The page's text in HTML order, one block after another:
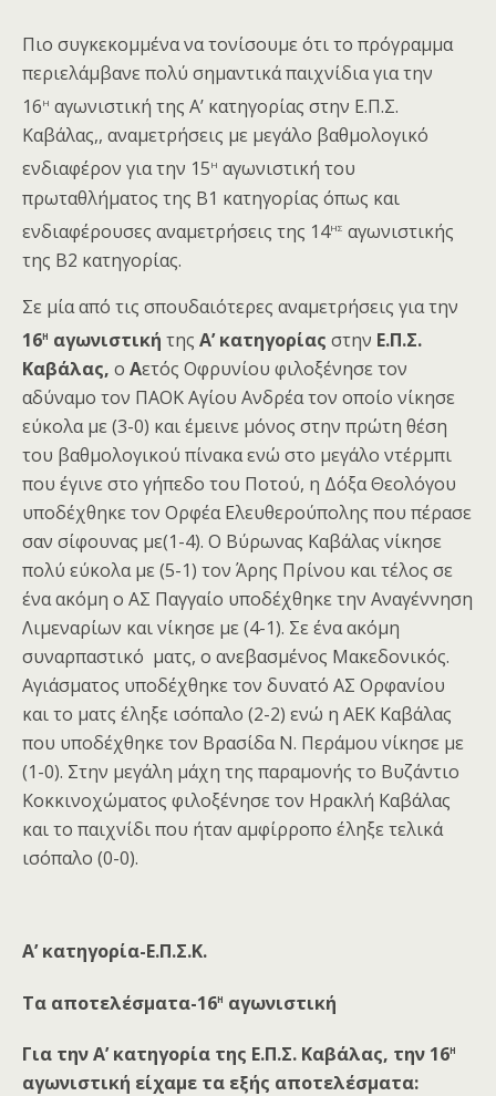
Πιο συγκεκομμένα να τονίσουμε ότι το πρόγραμμα
περιελάμβανε πολύ σημαντικά παιχνίδια για την
16η αγωνιστική της Α’ κατηγορίας στην Ε.Π.Σ.
Καβάλας,, αναμετρήσεις με μεγάλο βαθμολογικό
ενδιαφέρον για την 15η αγωνιστική του
πρωταθλήματος της Β1 κατηγορίας όπως και
ενδιαφέρουσες αναμετρήσεις της 14ης αγωνιστικής
της Β2 κατηγορίας.
Σε μία από τις σπουδαιότερες αναμετρήσεις για την
16η αγωνιστική της Α’ κατηγορίας στην Ε.Π.Σ.
Καβάλας, ο Αετός Οφρυνίου φιλοξένησε τον
αδύναμο τον ΠΑΟΚ Αγίου Ανδρέα τον οποίο νίκησε
εύκολα με (3-0) και έμεινε μόνος στην πρώτη θέση
του βαθμολογικού πίνακα ενώ στο μεγάλο ντέρμπι
που έγινε στο γήπεδο του Ποτού, η Δόξα Θεολόγου
υποδέχθηκε τον Ορφέα Ελευθερούπολης που πέρασε
σαν σίφουνας με(1-4). Ο Βύρωνας Καβάλας νίκησε
πολύ εύκολα με (5-1) τον Άρης Πρίνου και τέλος σε
ένα ακόμη ο ΑΣ Παγγαίο υποδέχθηκε την Αναγέννηση
Λιμεναρίων και νίκησε με (4-1). Σε ένα ακόμη
συναρπαστικό ματς, ο ανεβασμένος Μακεδονικός.
Αγιάσματος υποδέχθηκε τον δυνατό ΑΣ Ορφανίου
και το ματς έληξε ισόπαλο (2-2) ενώ η ΑΕΚ Καβάλας
που υποδέχθηκε τον Βρασίδα Ν. Περάμου νίκησε με
(1-0). Στην μεγάλη μάχη της παραμονής το Βυζάντιο
Κοκκινοχώματος φιλοξένησε τον Ηρακλή Καβάλας
και το παιχνίδι που ήταν αμφίρροπο έληξε τελικά
ισόπαλο (0-0).
Α’ κατηγορία-Ε.Π.Σ.Κ.
Τα αποτελέσματα-16η αγωνιστική
Για την Α’ κατηγορία της Ε.Π.Σ. Καβάλας, την 16η
αγωνιστική είχαμε τα εξής αποτελέσματα: